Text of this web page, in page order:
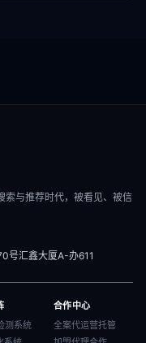
索与推荐时代，被看见、被信
号汇鑫大厦A-办611
测系统
合作中心
全案代运营托管